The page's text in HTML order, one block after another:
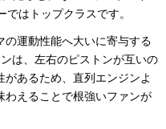
はトップクラスです。
運動性能へ大いに寄与する
は、左右のピストンが互いの
あるため、直列エンジンよ
わえることで根強いファンが